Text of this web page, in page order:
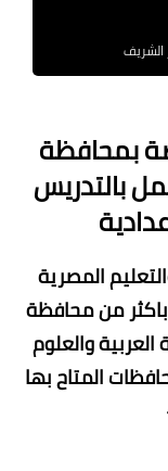
الشريف
بمحافظة
بالتدريس
المصرية
من محافظة
والعلوم
المتاح بها